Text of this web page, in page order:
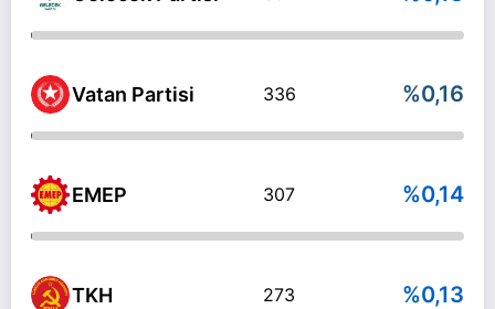
Vatan Partisi 336 %0,16
EMEP 307 %0,14
TKH 273 %0,13